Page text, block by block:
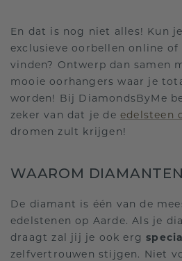
En dat is nog niet alles! Kun
exclusieve oorbellen online
vinden? Ontwerp dan samen
mooie oorhangers waar je
worden! Bij DiamondsByMe
zeker van dat je de edelsteen
dromen zult krijgen!
WAAROM
De diamant is één van de
edelstenen op Aarde. Als je
draagt zal jij je ook erg
zelfvertrouwen stijgen. Niet